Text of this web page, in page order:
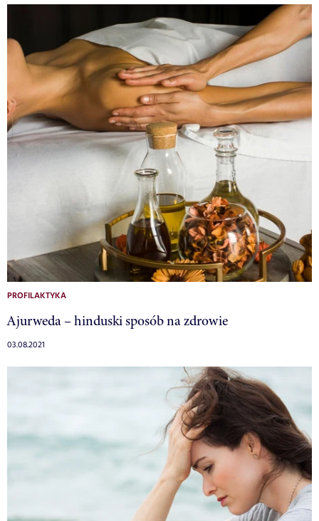
PROFILAKTYKA
Ajurweda – hinduski sposób na zdrowie
03.08.2021